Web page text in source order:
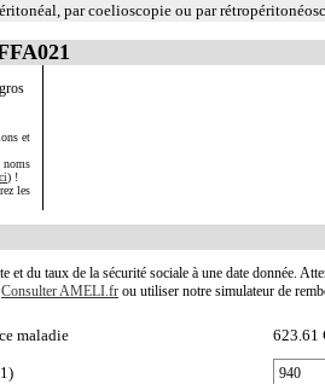
par coelioscopie ou par
et
noms
) !
les
et du taux de la sécurité sociale à une date donnée.
Consulter AMELI.fr ou utiliser notre simulateur de
maladie 623.61